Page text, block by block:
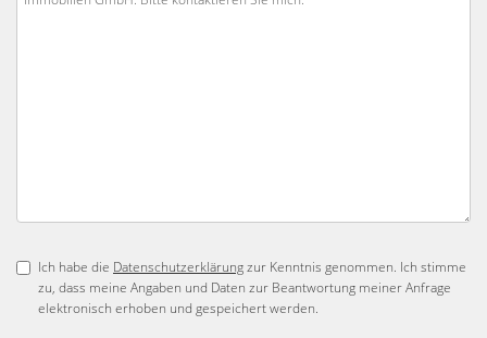
Ich habe die Datenschutzerklärungzur Kenntnis genommen. Ich stimme
zu, dass meine Angaben und Daten zur Beantwortung meiner Anfrage
elektronisch erhoben und gespeichert werden.